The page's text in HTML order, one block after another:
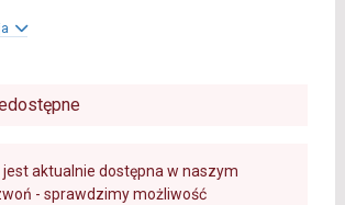
jest aktualnie dostępna w naszym
- sprawdzimy możliwość